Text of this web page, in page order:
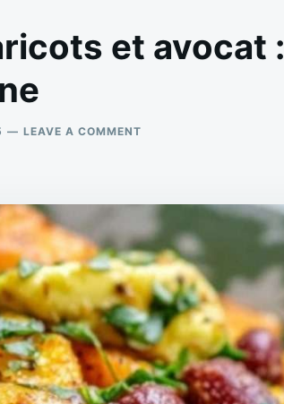
et avocat :
LEAVE A COMMENTON
:
RECETTE
SAINE